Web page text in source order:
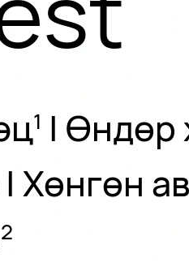
1 | Өндөр
2